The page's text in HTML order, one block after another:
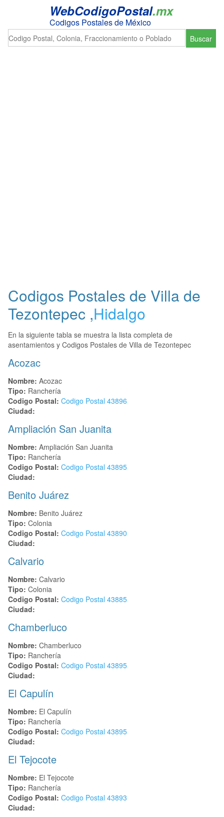
WebCodigoPostal.mx
Codigos Postales de México
Buscar
Codigos Postales de Villa de
Tezontepec ,Hidalgo
En la siguiente tabla se muestra la lista completa de
asentamientos y Codigos Postales de Villa de Tezontepec
Acozac
Nombre: Acozac
Tipo: Ranchería
Codigo Postal: Codigo Postal 43896
Ciudad:
Ampliación San Juanita
Nombre: Ampliación San Juanita
Tipo: Ranchería
Codigo Postal: Codigo Postal 43895
Ciudad:
Benito Juárez
Nombre: Benito Juárez
Tipo: Colonia
Codigo Postal: Codigo Postal 43890
Ciudad:
Calvario
Nombre: Calvario
Tipo: Colonia
Codigo Postal: Codigo Postal 43885
Ciudad:
Chamberluco
Nombre: Chamberluco
Tipo: Ranchería
Codigo Postal: Codigo Postal 43895
Ciudad:
El Capulín
Nombre: El Capulín
Tipo: Ranchería
Codigo Postal: Codigo Postal 43895
Ciudad:
El Tejocote
Nombre: El Tejocote
Tipo: Ranchería
Codigo Postal: Codigo Postal 43893
Ciudad: